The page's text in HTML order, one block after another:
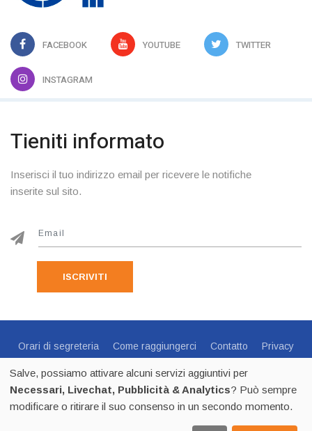
FACEBOOK YOUTUBE TWITTER
INSTAGRAM
Tieniti informato
Inserisci il tuo indirizzo email per ricevere le notifiche
inserite sul sito.
ISCRIVITI
Orari di segreteria Come raggiungerci Contatto
Privacy
Centro Sportivo Italiano Comitato di Trento - via C.Endrici, 20
Trento -0461 1821695- CF 80018840225 - p.iva 02518100223
Salve, possiamo attivare alcuni servizi aggiuntivi per
Necessari, Livechat, Pubblicità & Analytics? Può sempre
modificare o ritirare il suo consenso in un secondo momento.